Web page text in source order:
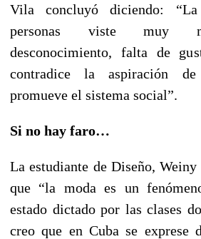
Vila concluyó diciendo:
personas viste muy
desconocimiento, falta de
contradice la aspiración
promueve el sistema social”.
Si no hay faro…
La estudiante de Diseño, Weiny
que “la moda es un
estado dictado por las clases
creo que en Cuba se exprese